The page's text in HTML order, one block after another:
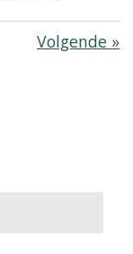
Volgende »